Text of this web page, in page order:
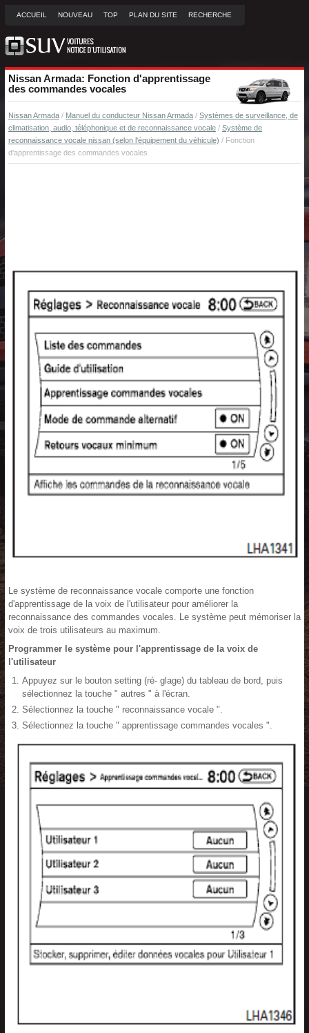
ACCUEIL NOUVEAU TOP PLAN DU SITE RECHERCHE
Nissan Armada: Fonction d'apprentissage
des commandes vocales
Nissan Armada / Manuel du conducteur Nissan Armada / Systèmes de surveillance, de
climatisation, audio, téléphonique et de reconnaissance vocale / Système de
reconnaissance vocale nissan (selon l'équipement du véhicule) / Fonction
d'apprentissage des commandes vocales
Le système de reconnaissance vocale comporte une fonction
d'apprentissage de la voix de l'utilisateur pour améliorer la
reconnaissance des commandes vocales. Le système peut mémoriser la
voix de trois utilisateurs au maximum.
Programmer le système pour l'apprentissage de la voix de
l'utilisateur
Appuyez sur le bouton setting (ré- glage) du tableau de bord, puis
sélectionnez la touche " autres " à l'écran.
Sélectionnez la touche " reconnaissance vocale ".
Sélectionnez la touche " apprentissage commandes vocales ".